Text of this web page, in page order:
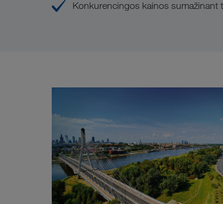
Konkurencingos kainos